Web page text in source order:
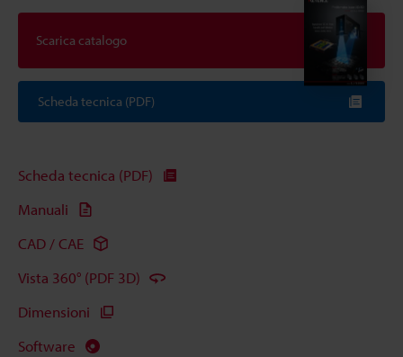
Scarica catalogo
Scheda tecnica (PDF)
Scheda tecnica (PDF)
Manuali
CAD / CAE
Vista 360° (PDF 3D)
Dimensioni
Software